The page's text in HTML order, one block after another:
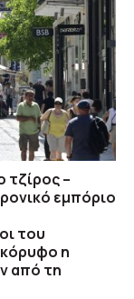
τζίρος –
εμπόριο
του
η
από τη